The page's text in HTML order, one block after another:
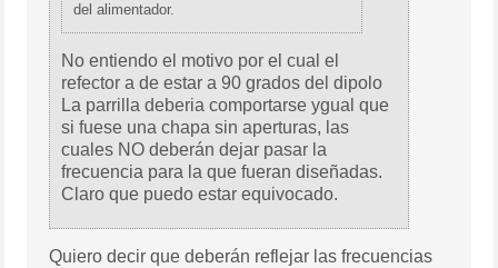
del alimentador.
No entiendo el motivo por el cual el
refector a de estar a 90 grados del dipolo
La parrilla deberia comportarse ygual que
si fuese una chapa sin aperturas, las
cuales NO deberán dejar pasar la
frecuencia para la que fueran diseñadas.
Claro que puedo estar equivocado.
Quiero decir que deberán reflejar las frecuencias